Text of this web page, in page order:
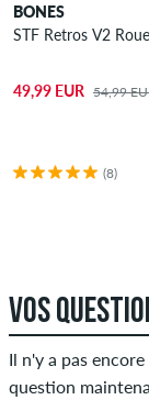
BONES
STF Retros V2
49,99 EUR 54,99
(8)
VOS
Il n'y a pas
question